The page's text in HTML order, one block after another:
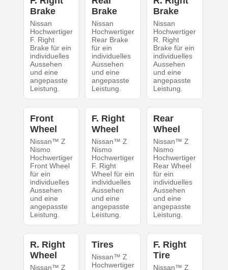
Brake
Nissan
Hochwertiger
F. Right
Brake für ein
individuelles
Aussehen
und eine
angepasste
Leistung.
Brake
Nissan
Hochwertiger
Rear Brake
für ein
individuelles
Aussehen
und eine
angepasste
Leistung.
Brake
Nissan
Hochwertiger
R. Right
Brake für ein
individuelles
Aussehen
und eine
angepasste
Leistung.
Front
Wheel
Nissan™ Z
Nismo
Hochwertiger
Front Wheel
für ein
individuelles
Aussehen
und eine
angepasste
Leistung.
F. Right
Wheel
Nissan™ Z
Nismo
Hochwertiger
F. Right
Wheel für ein
individuelles
Aussehen
und eine
angepasste
Leistung.
Rear
Wheel
Nissan™ Z
Nismo
Hochwertiger
Rear Wheel
für ein
individuelles
Aussehen
und eine
angepasste
Leistung.
R. Right
Wheel
Nissan™ Z
Tires
Nissan™ Z
Hochwertiger
F. Right
Tire
Nissan™ Z